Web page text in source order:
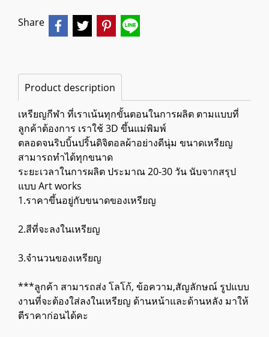
Share
Product description
เหรียญกีฬา ที่เราเน้นทุกขั้นตอนในการผลิต ตามแบบที่
ลูกค้าต้องการ เราใช้ 3D ขึ้นแม่พิมพ์
ตลอดจนริบบิ้นปริ้นดิจิตอลผ้าอย่างดีนุ่ม ขนาดเหรียญ
สามารถทำได้ทุกขนาด
ระยะเวลาในการผลิต ประมาณ 20-30 วัน นับจากสรุป
แบบ Art works
1.ราคาขึ้นอยู่กับขนาดของเหรียญ
2.สีที่จะลงในเหรียญ
3.จำนวนของเหรียญ
***ลูกค้า สามารถส่ง โลโก้, ข้อความ,สัญลักษณ์ รูปแบบ
งานที่จะต้องใส่ลงในเหรียญ ด้านหน้าและด้านหลัง มาให้
ตีราคาก่อนได้คะ